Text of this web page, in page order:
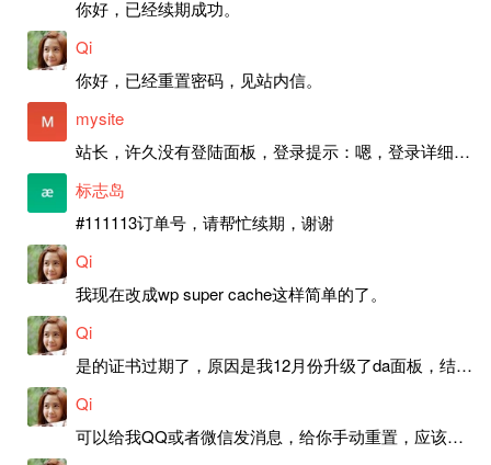
你好，已经续期成功。
Qi
你好，已经重置密码，见站内信。
mysite
站长，许久没有登陆面板，登录提示：嗯，登录详细信息似乎不正确。请重试。 网站还可以正常使用。如果是密码问题请帮忙重置一下密码。谢谢。订单号：97790，账号：aa20210950。 站长，提交了工单，你回复续期成功，不过我的问题是面部登陆信息有问题，一直是初始密码，现在无法登陆，有时间麻烦排查一下。
标志岛
#111113订单号，请帮忙续期，谢谢
Qi
我现在改成wp super cache这样简单的了。
Qi
是的证书过期了，原因是我12月份升级了da面板，结果后台证书就不更新了，目前还在排查问题。切换PHP版本现在没有了，因为DA新版不支持。
Qi
可以给我QQ或者微信发消息，给你手动重置，应该是服务器插件有问题了，这个wp的主题太老了，导致现在好多的问题，网站的签到功能也是因为这个原因导致的。